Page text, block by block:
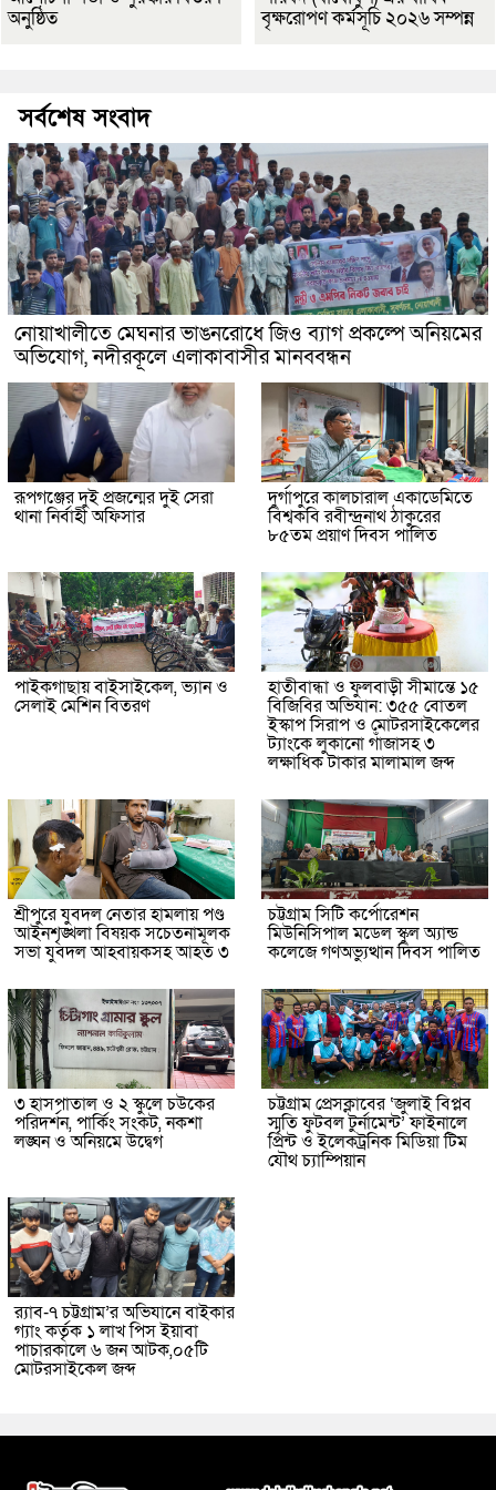
অনুষ্ঠিত
বৃক্ষরোপণ কর্মসূচি ২০২৬ সম্পন্ন
সর্বশেষ সংবাদ
নোয়াখালীতে মেঘনার ভাঙনরোধে জিও ব্যাগ প্রকল্পে অনিয়মের
অভিযোগ, নদীরকূলে এলাকাবাসীর মানববন্ধন
রূপগঞ্জের দুই প্রজন্মের দুই সেরা
থানা নির্বাহী অফিসার
দুর্গাপুরে কালচারাল একাডেমিতে
বিশ্বকবি রবীন্দ্রনাথ ঠাকুরের
৮৫তম প্রয়াণ দিবস পালিত
পাইকগাছায় বাইসাইকেল, ভ্যান ও
সেলাই মেশিন বিতরণ
হাতীবান্ধা ও ফুলবাড়ী সীমান্তে ১৫
বিজিবির অভিযান: ৩৫৫ বোতল
ইস্কাপ সিরাপ ও মোটরসাইকেলের
ট্যাংকে লুকানো গাঁজাসহ ৩
লক্ষাধিক টাকার মালামাল জব্দ
শ্রীপুরে যুবদল নেতার হামলায় পণ্ড
আইনশৃঙ্খলা বিষয়ক সচেতনামূলক
সভা যুবদল আহবায়কসহ আহত ৩
চট্টগ্রাম সিটি কর্পোরেশন
মিউনিসিপাল মডেল স্কুল অ্যান্ড
কলেজে গণঅভ্যুত্থান দিবস পালিত
৩ হাসপাতাল ও ২ স্কুলে চউকের
পরিদর্শন, পার্কিং সংকট, নকশা
লঙ্ঘন ও অনিয়মে উদ্বেগ
চট্টগ্রাম প্রেসক্লাবের ‘জুলাই বিপ্লব
স্মৃতি ফুটবল টুর্নামেন্ট’ ফাইনালে
প্রিন্ট ও ইলেকট্রনিক মিডিয়া টিম
যৌথ চ্যাম্পিয়ান
র‌্যাব-৭ চট্টগ্রাম’র অভিযানে বাইকার
গ্যাং কর্তৃক ১ লাখ পিস ইয়াবা
পাচারকালে ৬ জন আটক,০৫টি
মোটরসাইকেল জব্দ